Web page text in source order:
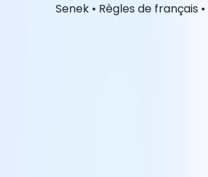
Senek • Règles de français •